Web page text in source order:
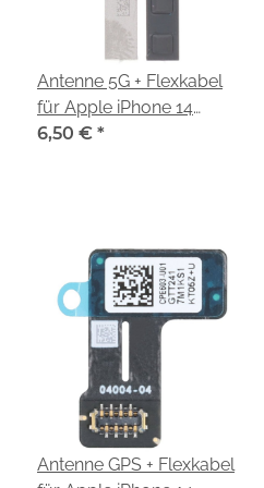
Antenne 5G + Flexkabel
für Apple iPhone 14
6,50 € *
Antenne GPS + Flexkabel